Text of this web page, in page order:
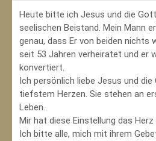
Heute bitte ich Jesus und die
seelischen Beistand. Mein Mann
genau, dass Er von beiden nichts
seit 53 Jahren verheiratet und er
konvertiert.
Ich persönlich liebe Jesus und
tiefstem Herzen. Sie stehen an
Leben.
Mir hat diese Einstellung das Herz
Ich bitte alle, mich mit ihrem